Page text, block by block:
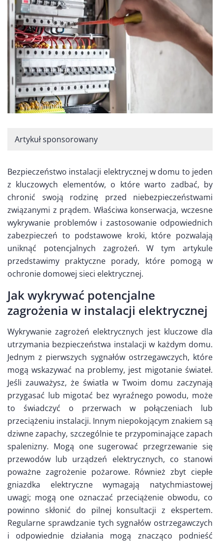
Artykuł sponsorowany
Bezpieczeństwo instalacji elektrycznej w domu to jeden
z kluczowych elementów, o które warto zadbać, by
chronić swoją rodzinę przed niebezpieczeństwami
związanymi z prądem. Właściwa konserwacja, wczesne
wykrywanie problemów i zastosowanie odpowiednich
zabezpieczeń to podstawowe kroki, które pozwalają
uniknąć potencjalnych zagrożeń. W tym artykule
przedstawimy praktyczne porady, które pomogą w
ochronie domowej sieci elektrycznej.
Jak wykrywać potencjalne
zagrożenia w instalacji elektrycznej
Wykrywanie zagrożeń elektrycznych jest kluczowe dla
utrzymania bezpieczeństwa instalacji w każdym domu.
Jednym z pierwszych sygnałów ostrzegawczych, które
mogą wskazywać na problemy, jest migotanie świateł.
Jeśli zauważysz, że światła w Twoim domu zaczynają
przygasać lub migotać bez wyraźnego powodu, może
to świadczyć o przerwach w połączeniach lub
przeciążeniu instalacji. Innym niepokojącym znakiem są
dziwne zapachy, szczególnie te przypominające zapach
spalenizny. Mogą one sugerować przegrzewanie się
przewodów lub urządzeń elektrycznych, co stanowi
poważne zagrożenie pożarowe. Również zbyt ciepłe
gniazdka elektryczne wymagają natychmiastowej
uwagi; mogą one oznaczać przeciążenie obwodu, co
powinno skłonić do pilnej konsultacji z ekspertem.
Regularne sprawdzanie tych sygnałów ostrzegawczych
i odpowiednie działania mogą znacząco podnieść